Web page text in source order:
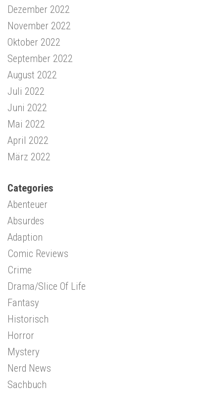
Dezember 2022
November 2022
Oktober 2022
September 2022
August 2022
Juli 2022
Juni 2022
Mai 2022
April 2022
März 2022
Categories
Abenteuer
Absurdes
Adaption
Comic Reviews
Crime
Drama/Slice Of Life
Fantasy
Historisch
Horror
Mystery
Nerd News
Sachbuch